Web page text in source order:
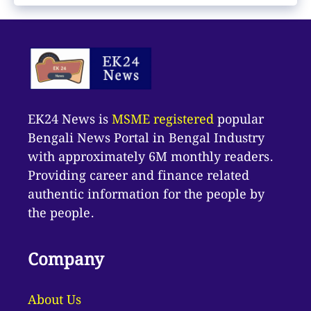
EK24 News isMSME registeredpopular
Bengali News Portal in Bengal Industry
with approximately 6M monthly readers.
Providing career and finance related
authentic information for the people by
the people.
Company
About Us